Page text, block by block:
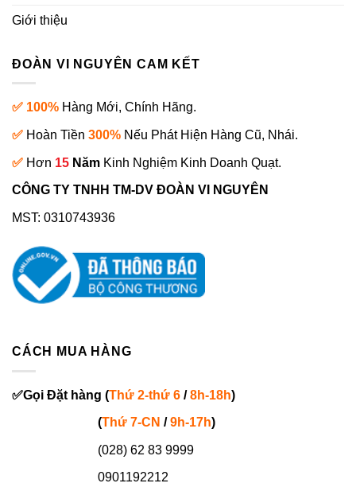
Giới thiệu
ĐOÀN VI NGUYÊN CAM KẾT
✅ 100% Hàng Mới, Chính Hãng.
✅ Hoàn Tiền 300% Nếu Phát Hiện Hàng Cũ, Nhái.
✅ Hơn 15 Năm Kinh Nghiệm Kinh Doanh Quạt.
CÔNG TY TNHH TM-DV ĐOÀN VI NGUYÊN
MST: 0310743936
CÁCH MUA HÀNG
✅Gọi Đặt hàng (Thứ 2-thứ 6 /8h-18h)
(Thứ 7-CN /9h-17h)
(028) 62 83 9999
0901192212